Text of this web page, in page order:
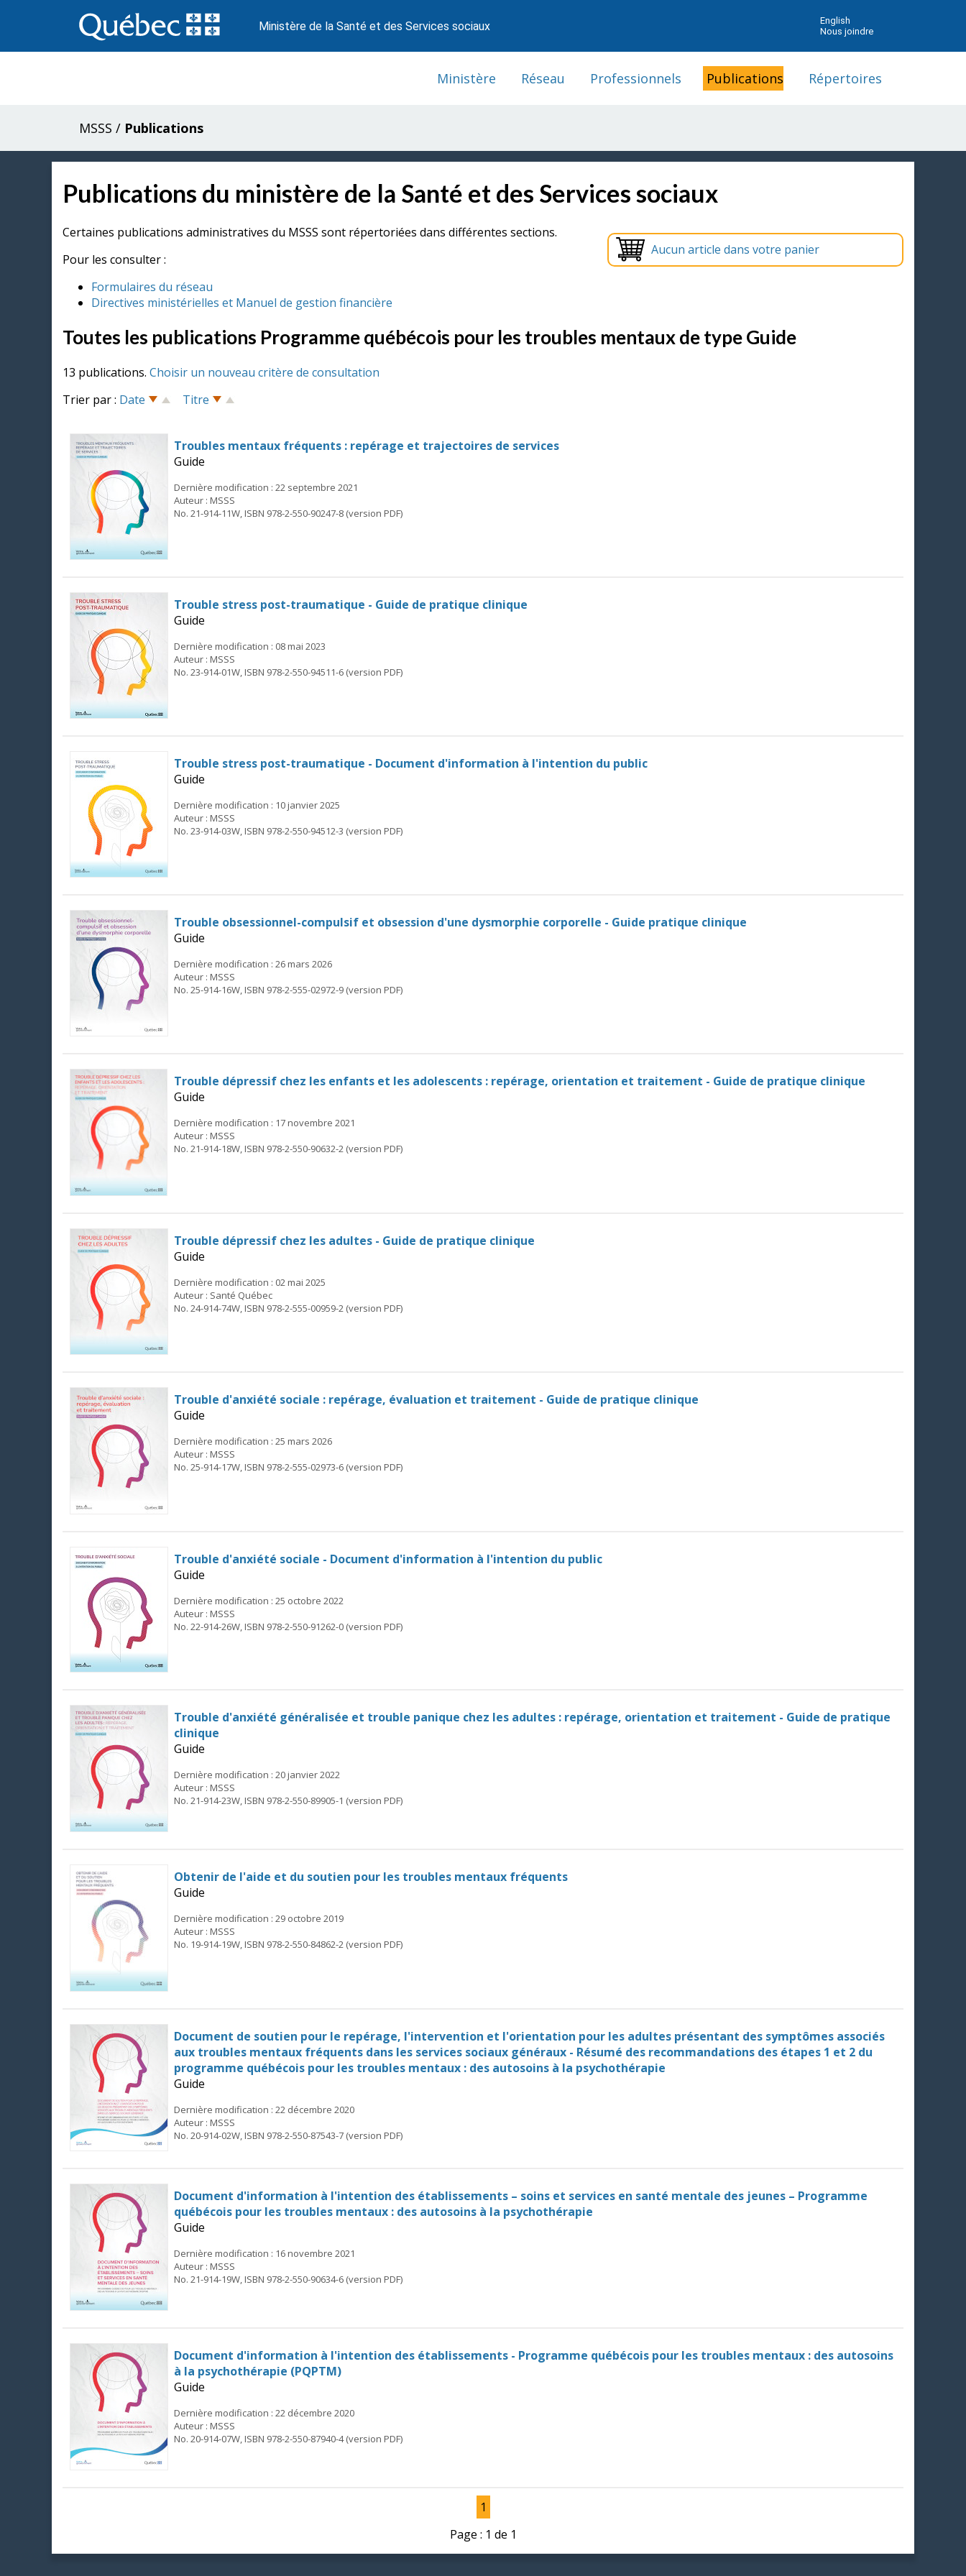
au
contenu
Ministère de la Santé et des Services sociaux
English
Nous joindre
Ministère Réseau Professionnels Publications Répertoires
MSSS / Publications
Publications du ministère de la Santé et des Services sociaux
Aucun article dans votre panier
Certaines publications administratives du MSSS sont répertoriées dans différentes sections.
Pour les consulter :
Formulaires du réseau
Directives ministérielles et Manuel de gestion financière
Toutes les publications Programme québécois pour les troubles mentaux de type Guide
13 publications. Choisir un nouveau critère de consultation
Trier par : Date Titre
Troubles mentaux fréquents : repérage et trajectoires de services
Guide
Dernière modification : 22 septembre 2021
Auteur : MSSS
No. 21-914-11W, ISBN 978-2-550-90247-8 (version PDF)
Trouble stress post-traumatique - Guide de pratique clinique
Guide
Dernière modification : 08 mai 2023
Auteur : MSSS
No. 23-914-01W, ISBN 978-2-550-94511-6 (version PDF)
Trouble stress post-traumatique - Document d'information à l'intention du public
Guide
Dernière modification : 10 janvier 2025
Auteur : MSSS
No. 23-914-03W, ISBN 978-2-550-94512-3 (version PDF)
Trouble obsessionnel-compulsif et obsession d'une dysmorphie corporelle - Guide pratique clinique
Guide
Dernière modification : 26 mars 2026
Auteur : MSSS
No. 25-914-16W, ISBN 978-2-555-02972-9 (version PDF)
Trouble dépressif chez les enfants et les adolescents : repérage, orientation et traitement - Guide de pratique clinique
Guide
Dernière modification : 17 novembre 2021
Auteur : MSSS
No. 21-914-18W, ISBN 978-2-550-90632-2 (version PDF)
Trouble dépressif chez les adultes - Guide de pratique clinique
Guide
Dernière modification : 02 mai 2025
Auteur : Santé Québec
No. 24-914-74W, ISBN 978-2-555-00959-2 (version PDF)
Trouble d'anxiété sociale : repérage, évaluation et traitement - Guide de pratique clinique
Guide
Dernière modification : 25 mars 2026
Auteur : MSSS
No. 25-914-17W, ISBN 978-2-555-02973-6 (version PDF)
Trouble d'anxiété sociale - Document d'information à l'intention du public
Guide
Dernière modification : 25 octobre 2022
Auteur : MSSS
No. 22-914-26W, ISBN 978-2-550-91262-0 (version PDF)
Trouble d'anxiété généralisée et trouble panique chez les adultes : repérage, orientation et traitement - Guide de pratique
clinique
Guide
Dernière modification : 20 janvier 2022
Auteur : MSSS
No. 21-914-23W, ISBN 978-2-550-89905-1 (version PDF)
Obtenir de l'aide et du soutien pour les troubles mentaux fréquents
Guide
Dernière modification : 29 octobre 2019
Auteur : MSSS
No. 19-914-19W, ISBN 978-2-550-84862-2 (version PDF)
Document de soutien pour le repérage, l'intervention et l'orientation pour les adultes présentant des symptômes associés
aux troubles mentaux fréquents dans les services sociaux généraux - Résumé des recommandations des étapes 1 et 2 du
programme québécois pour les troubles mentaux : des autosoins à la psychothérapie
Guide
Dernière modification : 22 décembre 2020
Auteur : MSSS
No. 20-914-02W, ISBN 978-2-550-87543-7 (version PDF)
Document d'information à l'intention des établissements – soins et services en santé mentale des jeunes – Programme
québécois pour les troubles mentaux : des autosoins à la psychothérapie
Guide
Dernière modification : 16 novembre 2021
Auteur : MSSS
No. 21-914-19W, ISBN 978-2-550-90634-6 (version PDF)
Document d'information à l'intention des établissements - Programme québécois pour les troubles mentaux : des autosoins
à la psychothérapie (PQPTM)
Guide
Dernière modification : 22 décembre 2020
Auteur : MSSS
No. 20-914-07W, ISBN 978-2-550-87940-4 (version PDF)
1
Page : 1 de 1